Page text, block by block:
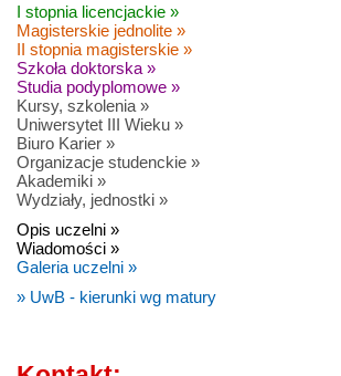
I stopnia licencjackie »
Magisterskie jednolite »
II stopnia magisterskie »
Szkoła doktorska »
Studia podyplomowe »
Kursy, szkolenia »
Uniwersytet III Wieku »
Biuro Karier »
Organizacje studenckie »
Akademiki »
Wydziały, jednostki »
Opis uczelni »
Wiadomości »
Galeria uczelni »
» UwB - kierunki wg matury